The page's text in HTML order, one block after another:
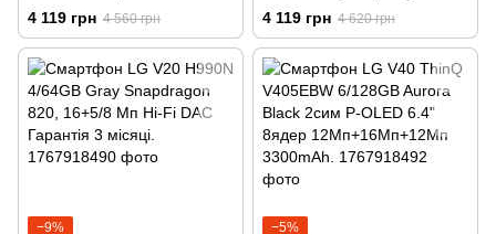
2880x1440 камера 13+13 Мп
3G 4G NFC GPS FM
4 119 грн 4 560 грн
16+5/8 Мп Hi-Fi DAC/
4 119 грн 4 620 грн
−9% −5%